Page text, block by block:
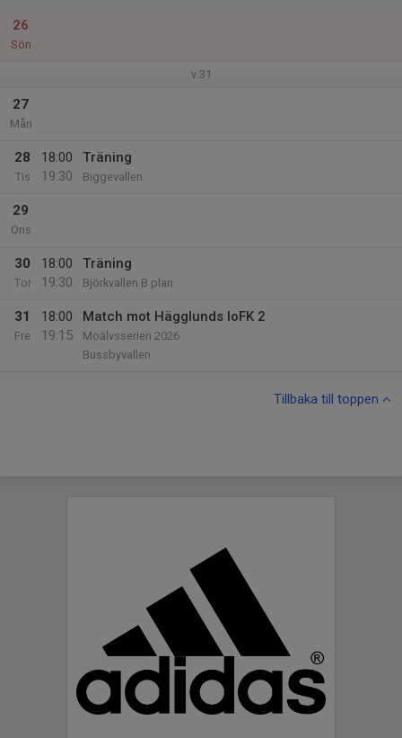
26
Sön
v.31
27
Mån
28
Tis
18:00
19:30
Träning
Biggevallen
29
Ons
30
Tor
18:00
19:30
Träning
Björkvallen B plan
31
Fre
18:00
19:15
Match mot Hägglunds IoFK 2
Moälvsserien 2026
Bussbyvallen
Tillbaka till toppen